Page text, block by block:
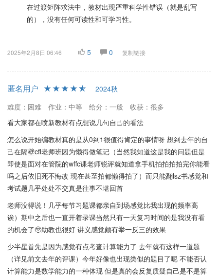
在过渡矩阵求法中，教材出现严重科学性错误（就是乱写
的），没有任何可读性和可学习性。
2025年2月8日 06:46 5 0 复制链接
匿名用户
2024秋
难度：困难
作业：中等 给分：一般
收获：很多
看大家都在喷新教材有点想说几句自己的看法
怎么说开始编教材真的是从0到1很值得肯定的事情呀 想到去年的自
己在隔壁cfl老师班因为懒得做笔记（当然我知道这是我的问题但是
即使是面对在管院的wffc课老师锐评就知道拿手机拍拍拍拍完你能看
吗之后依旧死不悔改 现在甚至拍都懒得拍了）而只能翻lsz书感觉和
考试题几乎处处不交真是往事不堪回首
老师没得说！几乎每节习题课都亲自到场感觉比我出现的频率高
诶）期中之后也一直开着录课当然只有一天复习时间的是我没有看
的机会了🥹助教也很好 讲义感觉颇有举一反三的效果
少半星首先是因为感觉有点考查计算能力了 去年就有这样一道题
（详见前文去年的评课）今年好像也出现类似的题目了呢 不能否认
计算能力是数学能力的一种体现 但是真的会反复质疑自己是不是算